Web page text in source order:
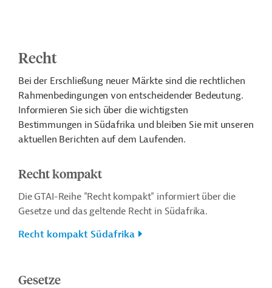
Recht
Bei der Erschließung neuer Märkte sind die rechtlichen
Rahmenbedingungen von entscheidender Bedeutung.
Informieren Sie sich über die wichtigsten
Bestimmungen in Südafrika und bleiben Sie mit unseren
aktuellen Berichten auf dem Laufenden.
Recht kompakt
Die GTAI-Reihe "Recht kompakt" informiert über die
Gesetze und das geltende Recht in Südafrika.
Recht kompakt Südafrika
Gesetze